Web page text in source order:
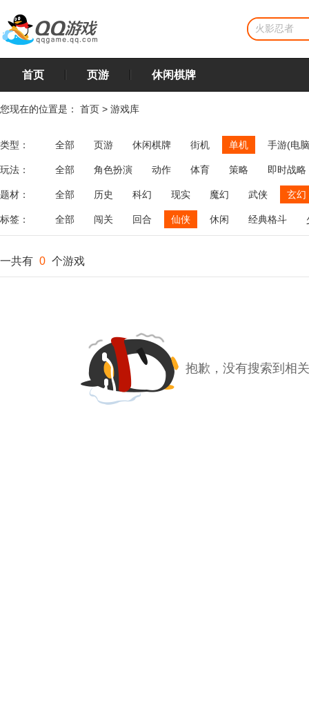
首页 页游 休闲棋牌
您现在的位置是： 首页 > 游戏库
类型： 全部 页游 休闲棋牌 街机 单机 手游(电
玩法： 全部 角色扮演 动作 体育 策略
即时战略
飞行
恋爱 第三人称射击 棋类 牌类 麻将
题材： 全部 历史 科幻 现实 魔幻 武侠 玄幻
标签： 全部 闯关 回合 仙侠 休闲 经典格斗
一共有 0 个游戏
抱歉，没有搜索到相